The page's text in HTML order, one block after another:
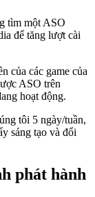
tìm một ASO
để tăng lượt cài
của các game của
ASO trên
hoạt động.
tôi 5 ngày/tuần,
sáng tạo và đổi
phát hành